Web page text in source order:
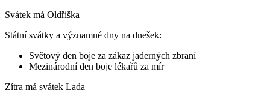
Svátek má Oldřiška
Státní svátky a významné dny na dnešek:
Světový den boje za zákaz jaderných zbraní
Mezinárodní den boje lékařů za mír
Zítra má svátek Lada